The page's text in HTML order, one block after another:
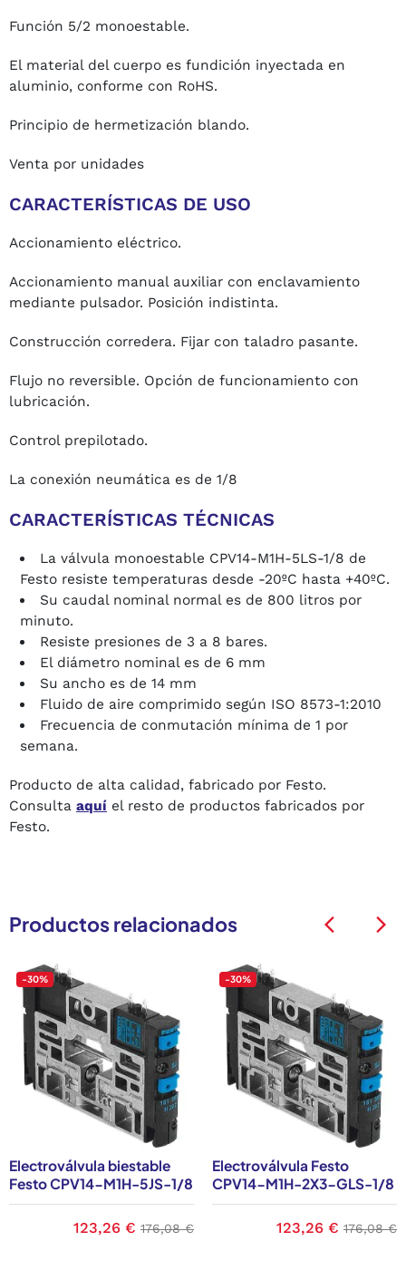
Función 5/2 monoestable.
El material del cuerpo es fundición inyectada en
aluminio, conforme con RoHS.
Principio de hermetización blando.
Venta por unidades
CARACTERÍSTICAS DE USO
Accionamiento eléctrico.
Accionamiento manual auxiliar con enclavamiento
mediante pulsador. Posición indistinta.
Construcción corredera. Fijar con taladro pasante.
Flujo no reversible. Opción de funcionamiento con
lubricación.
Control prepilotado.
La conexión neumática es de 1/8
CARACTERÍSTICAS TÉCNICAS
La válvula monoestable CPV14-M1H-5LS-1/8 de
Festo resiste temperaturas desde -20ºC hasta +40ºC.
Su caudal nominal normal es de 800 litros por
minuto.
Resiste presiones de 3 a 8 bares.
El diámetro nominal es de 6 mm
Su ancho es de 14 mm
Fluido de aire comprimido según ISO 8573-1:2010
Frecuencia de conmutación mínima de 1 por
semana.
Producto de alta calidad, fabricado por Festo.
Consulta aquí el resto de productos fabricados por
Festo.
Productos relacionados
Electroválvula biestable
Festo CPV14-M1H-5JS-1/8
-30%
Precio
123,26 € Precio base
176,08 €
Electroválvula Festo
CPV14-M1H-2X3-GLS-1/8
-30%
Precio
123,26 € Precio
176,08 €
arrow_back_ios arrow_back_ios